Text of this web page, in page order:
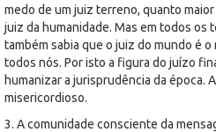
medo de um juiz terreno, quanto
juiz da humanidade. Mas em todos os
também sabia que o juiz do mundo é
todos nós. Por isto a figura do juízo
humanizar a jurisprudência da época.
misericordioso.
3. A comunidade consciente da